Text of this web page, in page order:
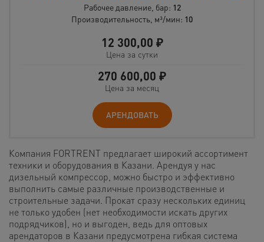
Рабочее давление, бар: 12
Производительность, м³/мин: 10
12 300,00 ₽
Цена за сутки
270 600,00 ₽
Цена за месяц
АРЕНДОВАТЬ
Компания FORTRENT предлагает широкий ассортимент
техники и оборудования в Казани. Арендуя у нас
дизельный компрессор, можно быстро и эффективно
выполнить самые различные производственные и
строительные задачи. Прокат сразу нескольких единиц
не только удобен (нет необходимости искать других
подрядчиков), но и выгоден, ведь для оптовых
арендаторов в Казани предусмотрена гибкая система